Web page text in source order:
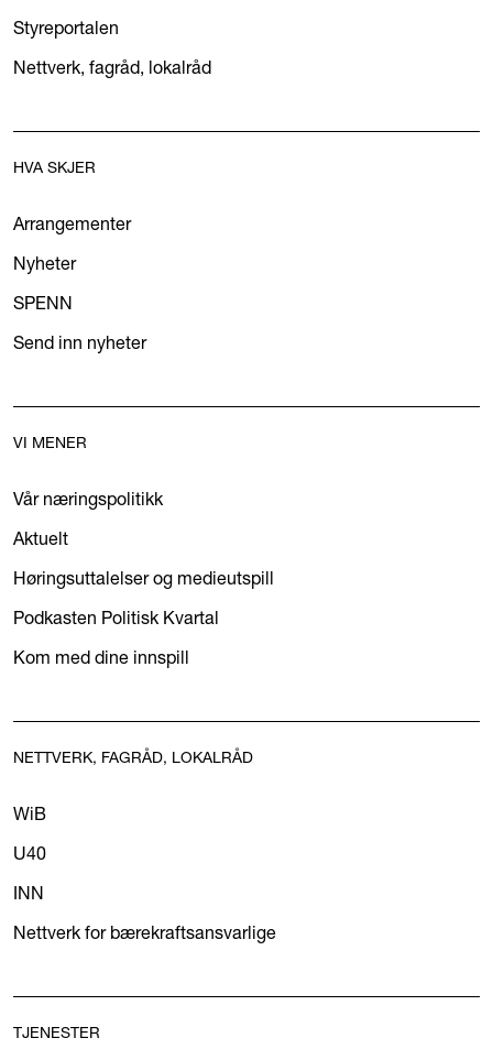
Styreportalen
Nettverk, fagråd, lokalråd
HVA SKJER
Arrangementer
Nyheter
SPENN
Send inn nyheter
VI MENER
Vår næringspolitikk
Aktuelt
Høringsuttalelser og medieutspill
Podkasten Politisk Kvartal
Kom med dine innspill
NETTVERK, FAGRÅD, LOKALRÅD
WiB
U40
INN
Nettverk for bærekraftsansvarlige
TJENESTER